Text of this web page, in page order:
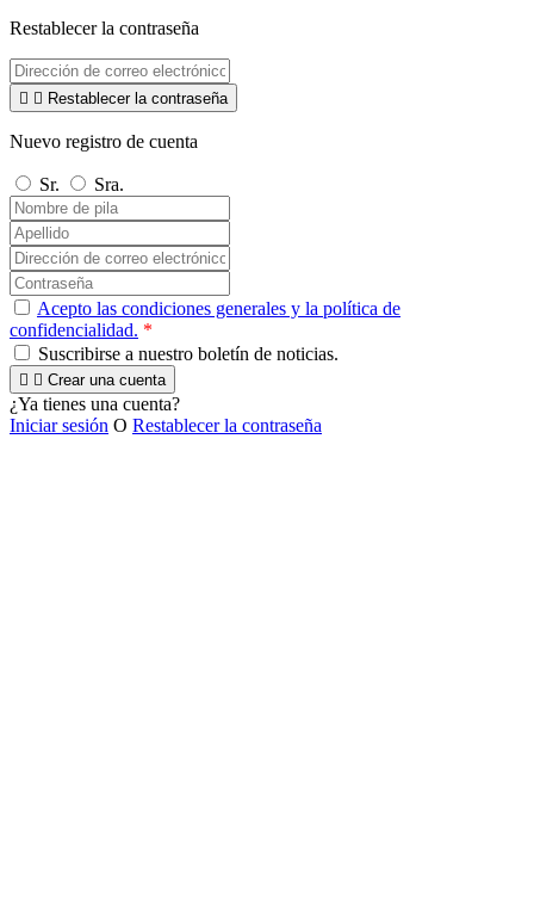
Restablecer la contraseña
  Restablecer la contraseña
Nuevo registro de cuenta
Sr. Sra.
Acepto las condiciones generales y la política de
confidencialidad. *
Suscribirse a nuestro boletín de noticias.
  Crear una cuenta
¿Ya tienes una cuenta?
Iniciar sesión O Restablecer la contraseña